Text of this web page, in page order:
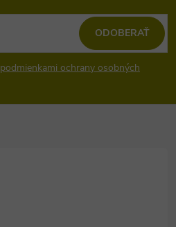
podmienkami ochrany osobných
ODOBERAŤ